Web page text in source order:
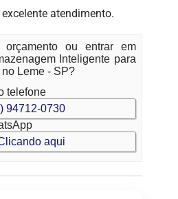
atendimento.
ou entrar em
Inteligente para
Leme - SP?
telefone
94712-0730
aqui